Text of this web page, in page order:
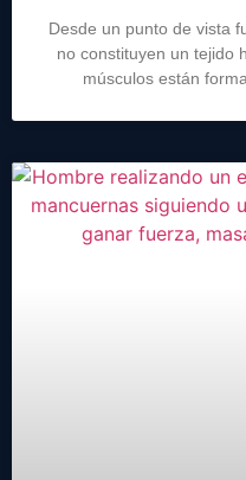
Desde un punto de vista
no constituyen un tejido
músculos están